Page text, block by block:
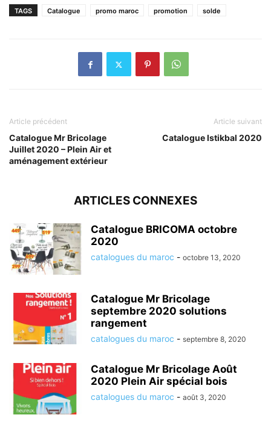
TAGS Catalogue promo maroc promotion solde
Article précédent
Catalogue Mr Bricolage
Juillet 2020 – Plein Air et
aménagement extérieur
Article suivant
Catalogue Istikbal 2020
ARTICLES CONNEXES
Catalogue BRICOMA octobre
2020
catalogues du maroc - octobre 13, 2020
Catalogue Mr Bricolage
septembre 2020 solutions
rangement
catalogues du maroc - septembre 8, 2020
Catalogue Mr Bricolage Août
2020 Plein Air spécial bois
catalogues du maroc - août 3, 2020